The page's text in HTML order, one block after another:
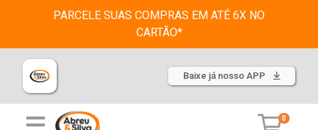
PARCELE SUAS COMPRAS EM ATÉ 6X NO
CARTÃO*
Baixe já nosso APP
0